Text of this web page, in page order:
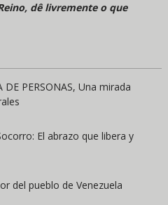
dê livremente o que
DE PERSONAS, Una mirada
El abrazo que libera y
del pueblo de Venezuela